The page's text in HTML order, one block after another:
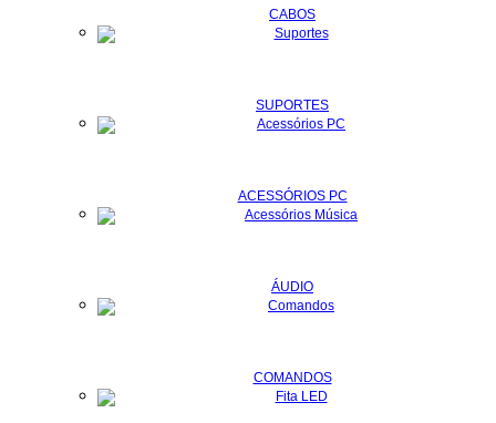
CABOS
SUPORTES
ACESSÓRIOS PC
ÁUDIO
COMANDOS